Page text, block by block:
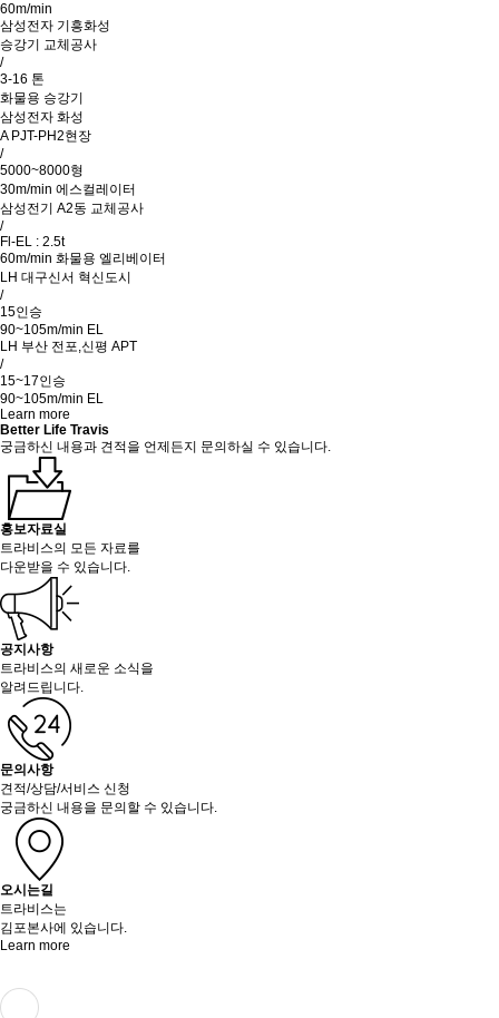
60m/min
삼성전자 기흥화성
승강기 교체공사
/
3-16 톤
화물용 승강기
삼성전자 화성
A PJT-PH2현장
/
5000~8000형
30m/min 에스컬레이터
삼성전기 A2동 교체공사
/
Fl-EL : 2.5t
60m/min 화물용 엘리베이터
LH 대구신서 혁신도시
/
15인승
90~105m/min EL
LH 부산 전포,신평 APT
/
15~17인승
90~105m/min EL
Learn more
Better Life Travis
궁금하신 내용과 견적을 언제든지 문의하실 수 있습니다.
홍보자료실
트라비스의 모든 자료를
다운받을 수 있습니다.
공지사항
트라비스의 새로운 소식을
알려드립니다.
문의사항
견적/상담/서비스 신청
궁금하신 내용을 문의할 수 있습니다.
오시는길
트라비스는
김포본사에 있습니다.
Learn more